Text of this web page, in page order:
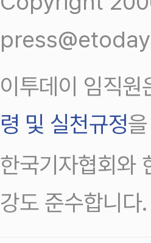
이투데이 임직
령 및 실천규정
한국기자협회와
강도 준수합니다.